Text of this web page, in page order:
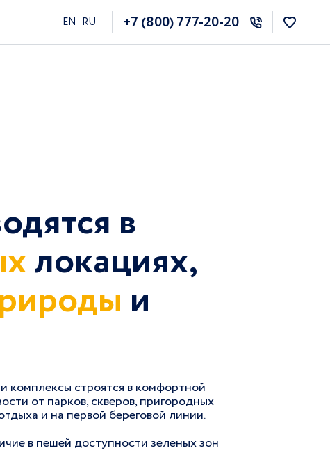
EN RU +7 (800) 777-20-20
в
локациях,
и
комплексы строятся в комфортной
от парков, скверов, пригородных
и на первой береговой линии.
в пешей доступности зеленых зон